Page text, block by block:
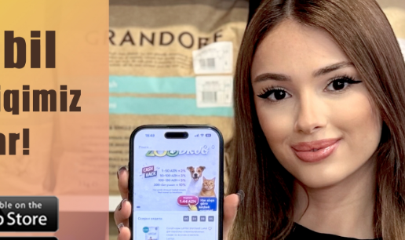
artırır.
funksiyalar üçün vacibdir, həmçinin yaraların sağalmasını
artırır.
dəstəkləyir.
Hamısını Gör